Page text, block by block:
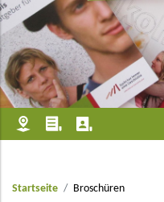
Startseite Broschüren